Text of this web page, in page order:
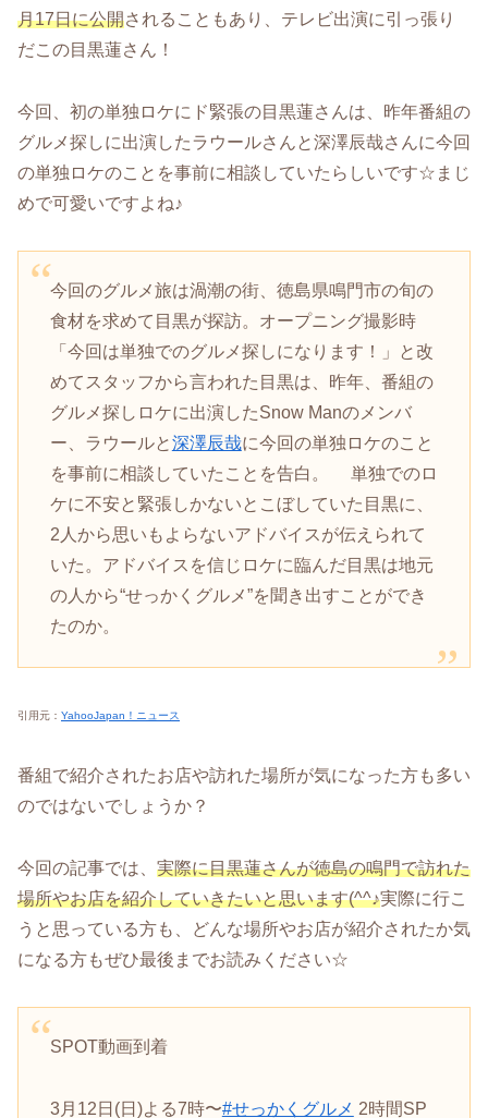
月17日に公開されることもあり、テレビ出演に引っ張り
だこの目黒蓮さん！
今回、初の単独ロケにド緊張の目黒蓮さんは、昨年番組の
グルメ探しに出演したラウールさんと深澤辰哉さんに今回
の単独ロケのことを事前に相談していたらしいです☆まじ
めで可愛いですよね♪
今回のグルメ旅は渦潮の街、徳島県鳴門市の旬の
食材を求めて目黒が探訪。オープニング撮影時
「今回は単独でのグルメ探しになります！」と改
めてスタッフから言われた目黒は、昨年、番組の
グルメ探しロケに出演したSnow Manのメンバ
ー、ラウールと深澤辰哉に今回の単独ロケのこと
を事前に相談していたことを告白。 単独でのロ
ケに不安と緊張しかないとこぼしていた目黒に、
2人から思いもよらないアドバイスが伝えられて
いた。アドバイスを信じロケに臨んだ目黒は地元
の人から“せっかくグルメ”を聞き出すことができ
たのか。
引用元： YahooJapan！ニュース
番組で紹介されたお店や訪れた場所が気になった方も多い
のではないでしょうか？
今回の記事では、 実際に目黒蓮さんが徳島の鳴門で訪れた
場所やお店を紹介していきたいと思います(^^♪実際に行こ
うと思っている方も、どんな場所やお店が紹介されたか気
になる方もぜひ最後までお読みください☆
SPOT動画到着
3月12日(日)よる7時〜#せっかくグルメ 2時間SP